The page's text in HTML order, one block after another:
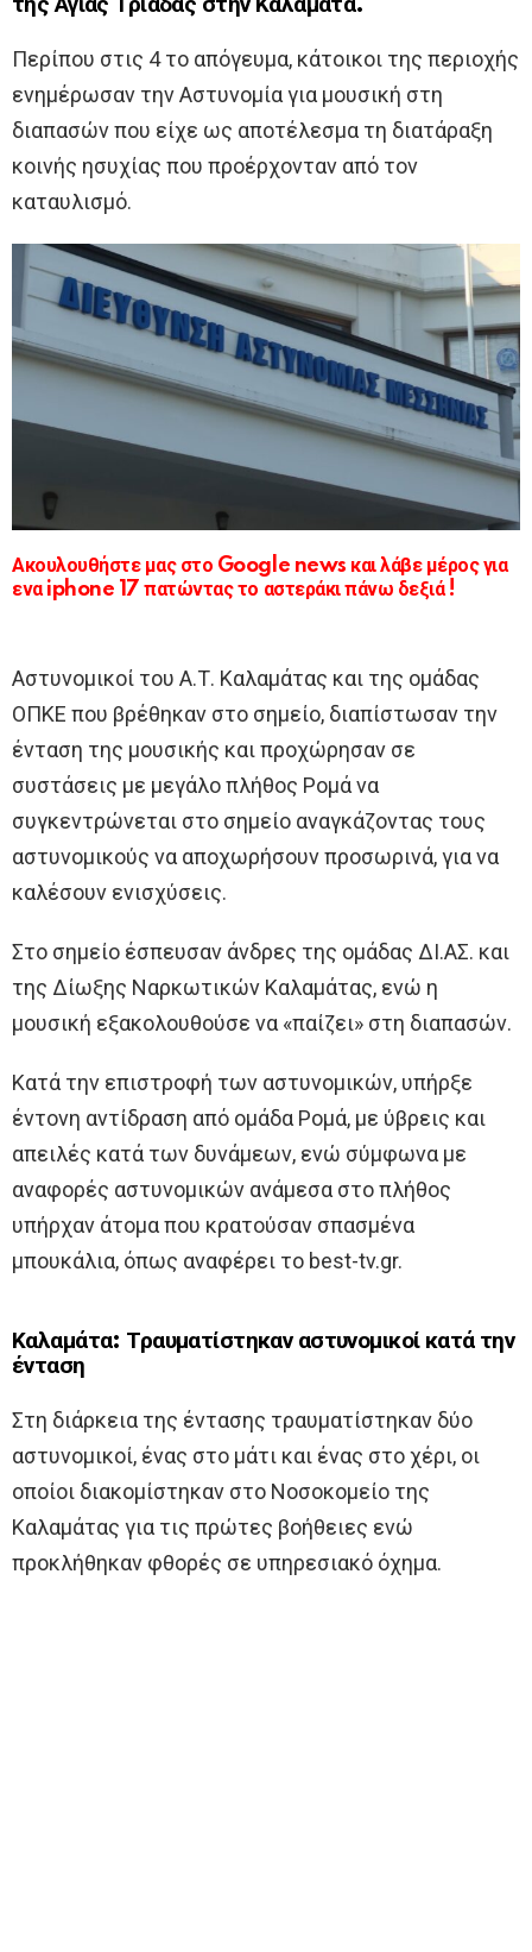
Περίπου στις 4 το απόγευμα, κάτοικοι της περιοχής
ενημέρωσαν την Αστυνομία για μουσική στη
διαπασών που είχε ως αποτέλεσμα τη διατάραξη
κοινής ησυχίας που προέρχονταν από τον
καταυλισμό.
Ακουλουθήστε μας στο Google news και λάβε μέρος για
ενα iphone 17 πατώντας το αστεράκι πάνω δεξιά !
Αστυνομικοί του Α.Τ. Καλαμάτας και της ομάδας
ΟΠΚΕ που βρέθηκαν στο σημείο, διαπίστωσαν την
ένταση της μουσικής και προχώρησαν σε
συστάσεις με μεγάλο πλήθος Ρομά να
συγκεντρώνεται στο σημείο αναγκάζοντας τους
αστυνομικούς να αποχωρήσουν προσωρινά, για να
καλέσουν ενισχύσεις.
Στο σημείο έσπευσαν άνδρες της ομάδας ΔΙ.ΑΣ. και
της Δίωξης Ναρκωτικών Καλαμάτας, ενώ η
μουσική εξακολουθούσε να «παίζει» στη διαπασών.
Κατά την επιστροφή των αστυνομικών, υπήρξε
έντονη αντίδραση από ομάδα Ρομά, με ύβρεις και
απειλές κατά των δυνάμεων, ενώ σύμφωνα με
αναφορές αστυνομικών ανάμεσα στο πλήθος
υπήρχαν άτομα που κρατούσαν σπασμένα
μπουκάλια, όπως αναφέρει το best-tv.gr.
Καλαμάτα: Τραυματίστηκαν αστυνομικοί κατά την
ένταση
Στη διάρκεια της έντασης τραυματίστηκαν δύο
αστυνομικοί, ένας στο μάτι και ένας στο χέρι, οι
οποίοι διακομίστηκαν στο Νοσοκομείο της
Καλαμάτας για τις πρώτες βοήθειες ενώ
προκλήθηκαν φθορές σε υπηρεσιακό όχημα.